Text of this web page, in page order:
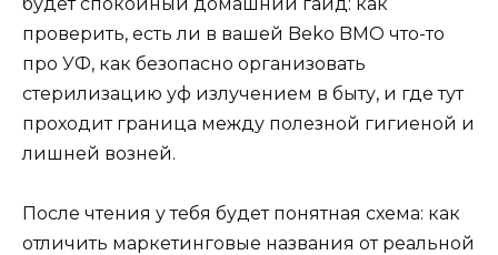
проверить, есть ли в вашей Beko BMO что-то
про УФ, как безопасно организовать
стерилизацию уф излучением в быту, и где тут
проходит граница между полезной гигиеной и
лишней возней.
После чтения у тебя будет понятная схема: как
отличить маркетинговые названия от реальной